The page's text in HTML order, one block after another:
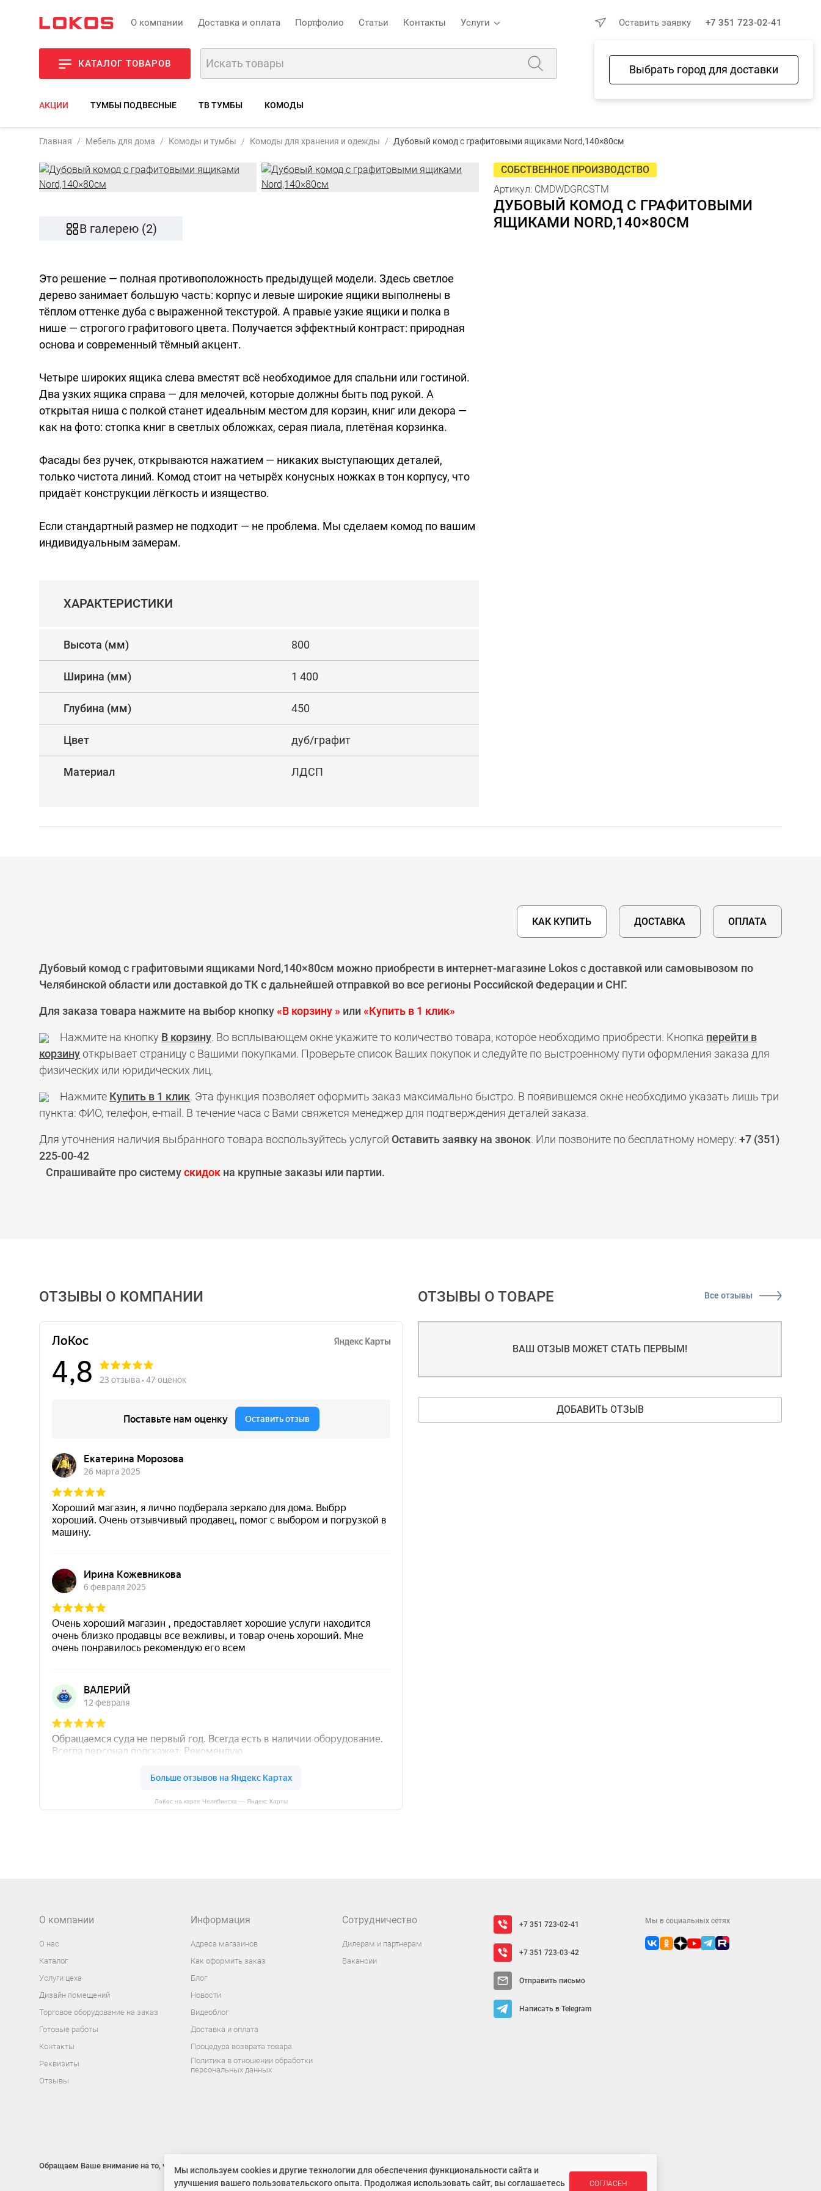
О компании Доставка и оплата Портфолио Статьи Контакты Услуги
Выбрать город для доставки
Оставить заявку +7 351 723-02-41
КАТАЛОГ ТОВАРОВ
Избранное Сравнение Корзина
АКЦИИ ТУМБЫ ПОДВЕСНЫЕ ТВ ТУМБЫ КОМОДЫ
Дубовый комод с графитовыми ящиками Nord,140×80см
Главная Мебель для дома Комоды и тумбы Комоды для хранения и одежды Дубовый комод с графитовыми ящиками Nord,140×80см
В галерею (2)
Это решение — полная противоположность предыдущей модели. Здесь светлое
дерево занимает большую часть: корпус и левые широкие ящики выполнены в
тёплом оттенке дуба с выраженной текстурой. А правые узкие ящики и полка в
нише — строгого графитового цвета. Получается эффектный контраст: природная
основа и современный тёмный акцент.
Четыре широких ящика слева вместят всё необходимое для спальни или гостиной.
Два узких ящика справа — для мелочей, которые должны быть под рукой. А
открытая ниша с полкой станет идеальным местом для корзин, книг или декора —
как на фото: стопка книг в светлых обложках, серая пиала, плетёная корзинка.
Фасады без ручек, открываются нажатием — никаких выступающих деталей,
только чистота линий. Комод стоит на четырёх конусных ножках в тон корпусу, что
придаёт конструкции лёгкость и изящество.
Если стандартный размер не подходит — не проблема. Мы сделаем комод по вашим
индивидуальным замерам.
ХАРАКТЕРИСТИКИ
Высота (мм) 800
Ширина (мм) 1 400
Глубина (мм) 450
Цвет дуб/графит
Материал ЛДСП
СОБСТВЕННОЕ ПРОИЗВОДСТВО
Артикул: CMDWDGRCSTM
ДУБОВЫЙ КОМОД С ГРАФИТОВЫМИ
ЯЩИКАМИ NORD,140×80СМ
КАК КУПИТЬ ДОСТАВКА ОПЛАТА
Дубовый комод с графитовыми ящиками Nord,140×80см можно приобрести в интернет-магазине Lokos с доставкой или самовывозом по
Челябинской области или доставкой до ТК с дальнейшей отправкой во все регионы Российской Федерации и СНГ.
Для заказа товара нажмите на выбор кнопку«В корзину » или«Купить в 1 клик»
Нажмите на кнопку В корзину. Во всплывающем окне укажите то количество товара, которое необходимо приобрести. Кнопка перейти в
корзинуоткрывает страницу с Вашими покупками. Проверьте список Ваших покупок и следуйте по выстроенному пути оформления заказа для
физических или юридических лиц.
Нажмите Купить в 1 клик. Эта функция позволяет оформить заказ максимально быстро. В появившемся окне необходимо указать лишь три
пункта: ФИО, телефон, e-mail. В течение часа с Вами свяжется менеджер для подтверждения деталей заказа.
Для уточнения наличия выбранного товара воспользуйтесь услугой Оставить заявку на звонок. Или позвоните по бесплатному номеру: +7 (351)
225-00-42
Спрашивайте про системускидок на крупные заказы или партии.
ОТЗЫВЫ О КОМПАНИИ
ЛоКос на карте Челябинска — Яндекс Карты
ОТЗЫВЫ О ТОВАРЕ Все отзывы
ВАШ ОТЗЫВ МОЖЕТ СТАТЬ ПЕРВЫМ!
ДОБАВИТЬ ОТЗЫВ
О компании
О нас
Каталог
Услуги цеха
Дизайн помещений
Торговое оборудование на заказ
Готовые работы
Контакты
Реквизиты
Отзывы
Информация
Адреса магазинов
Как оформить заказ
Блог
Новости
Видеоблог
Доставка и оплата
Процедура возврата товара
Политика в отношении обработки
персональных данных
Сотрудничество
Дилерам и партнерам
Вакансии
+7 351 723-02-41
+7 351 723-03-42
Отправить письмо
Написать в Telegram
Мы в социальных сетях
Обращаем Ваше внимание на то, что данный интернет-сайт носит исключительно информационный характер и ни при каких условиях не является публичной офертой
Мы используем cookies и другие технологии для обеспечения функциональности сайта и
улучшения вашего пользовательского опыта. Продолжая использовать сайт, вы соглашаетесь
СОГЛАСЕН